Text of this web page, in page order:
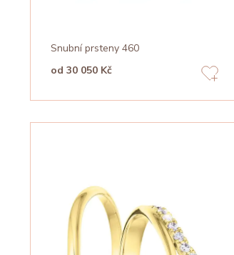
Snubní prsteny 460
od 30 050 Kč